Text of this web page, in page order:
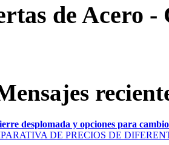
de Acero
desplomada y opciones para
DE PRECIOS DE